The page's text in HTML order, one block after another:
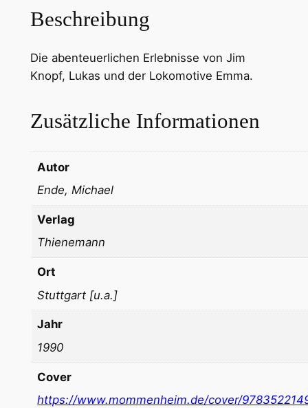
Beschreibung
Die abenteuerlichen Erlebnisse von Jim
Knopf, Lukas und der Lokomotive Emma.
Zusätzliche Informationen
Autor
Ende, Michael
Verlag
Thienemann
Ort
Stuttgart [u.a.]
Jahr
1990
Cover
https://www.mommenheim.de/cover/